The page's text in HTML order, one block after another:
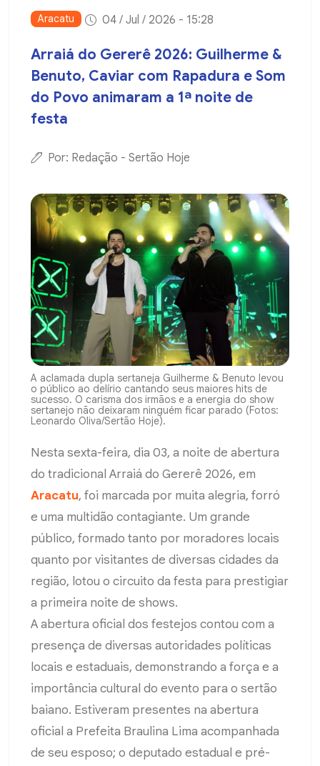
Aracatu 04 / Jul / 2026 - 15:28
Arraiá do Gererê 2026: Guilherme &
Benuto, Caviar com Rapadura e Som
do Povo animaram a 1ª noite de
festa
Por: Redação - Sertão Hoje
A aclamada dupla sertaneja Guilherme & Benuto levou
o público ao delírio cantando seus maiores hits de
sucesso. O carisma dos irmãos e a energia do show
sertanejo não deixaram ninguém ficar parado (Fotos:
Leonardo Oliva/Sertão Hoje).
Nesta sexta-feira, dia 03, a noite de abertura
do tradicional Arraiá do Gererê 2026, em
Aracatu, foi marcada por muita alegria, forró
e uma multidão contagiante. Um grande
público, formado tanto por moradores locais
quanto por visitantes de diversas cidades da
região, lotou o circuito da festa para prestigiar
a primeira noite de shows.
A abertura oficial dos festejos contou com a
presença de diversas autoridades políticas
locais e estaduais, demonstrando a força e a
importância cultural do evento para o sertão
baiano. Estiveram presentes na abertura
oficial a Prefeita Braulina Lima acompanhada
de seu esposo; o deputado estadual e pré-